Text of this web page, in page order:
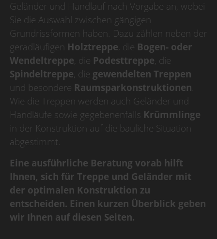
Betriebsurlaub
Wir haben Betriebsurlaub
vom 10.08.2026
bis 30.08.2026,
KW 33/34/35,
ab dem 31.08.2026
sind wir wieder für Sie da.
Geländer und Handlauf nach Vorgabe an, wobei
Sie die Auswahl zwischen gängigen
Grundrissformen haben. Dazu zählen neben der
geradläufigen Holztreppe , die Bogen- oder
Wendeltreppe , die Podesttreppe , die
Spindeltreppe , die gewendelten Treppen
und besondere Raumsparkonstruktionen.
Wie die Treppen werden auch Geländer und
Handläufe sowie gegebenenfalls Krümmlinge
in der Konstruktion auf die bauliche Situation
abgestimmt.
Eine ausführliche Beratung vorab hilft
Ihnen, sich für Treppe und Geländer mit
der optimalen Konstruktion zu
entscheiden. Einen kurzen Überblick geben
wir Ihnen auf diesen Seiten.